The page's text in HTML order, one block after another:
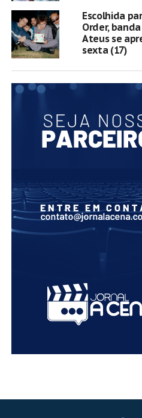
Escolhida
Order,
Ateus se
sexta (17)